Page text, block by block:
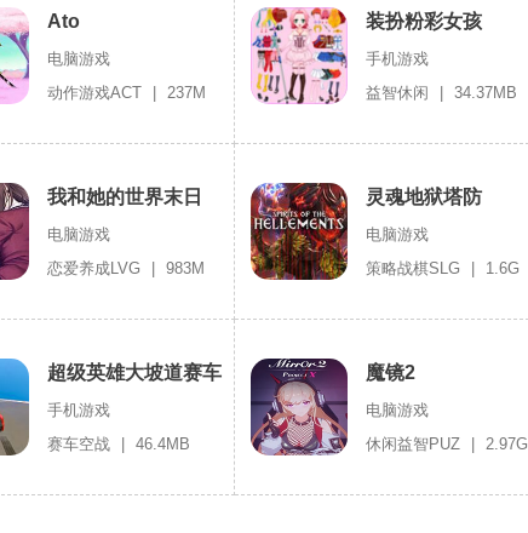
Ato
电脑游戏
动作游戏ACT
237M
装扮粉彩女孩
手机游戏
益智休闲
34.37MB
我和她的世界末日
电脑游戏
恋爱养成LVG
983M
灵魂地狱塔防
电脑游戏
策略战棋SLG
1.6G
超级英雄大坡道赛车
手机游戏
赛车空战
46.4MB
魔镜2
电脑游戏
休闲益智PUZ
2.97G